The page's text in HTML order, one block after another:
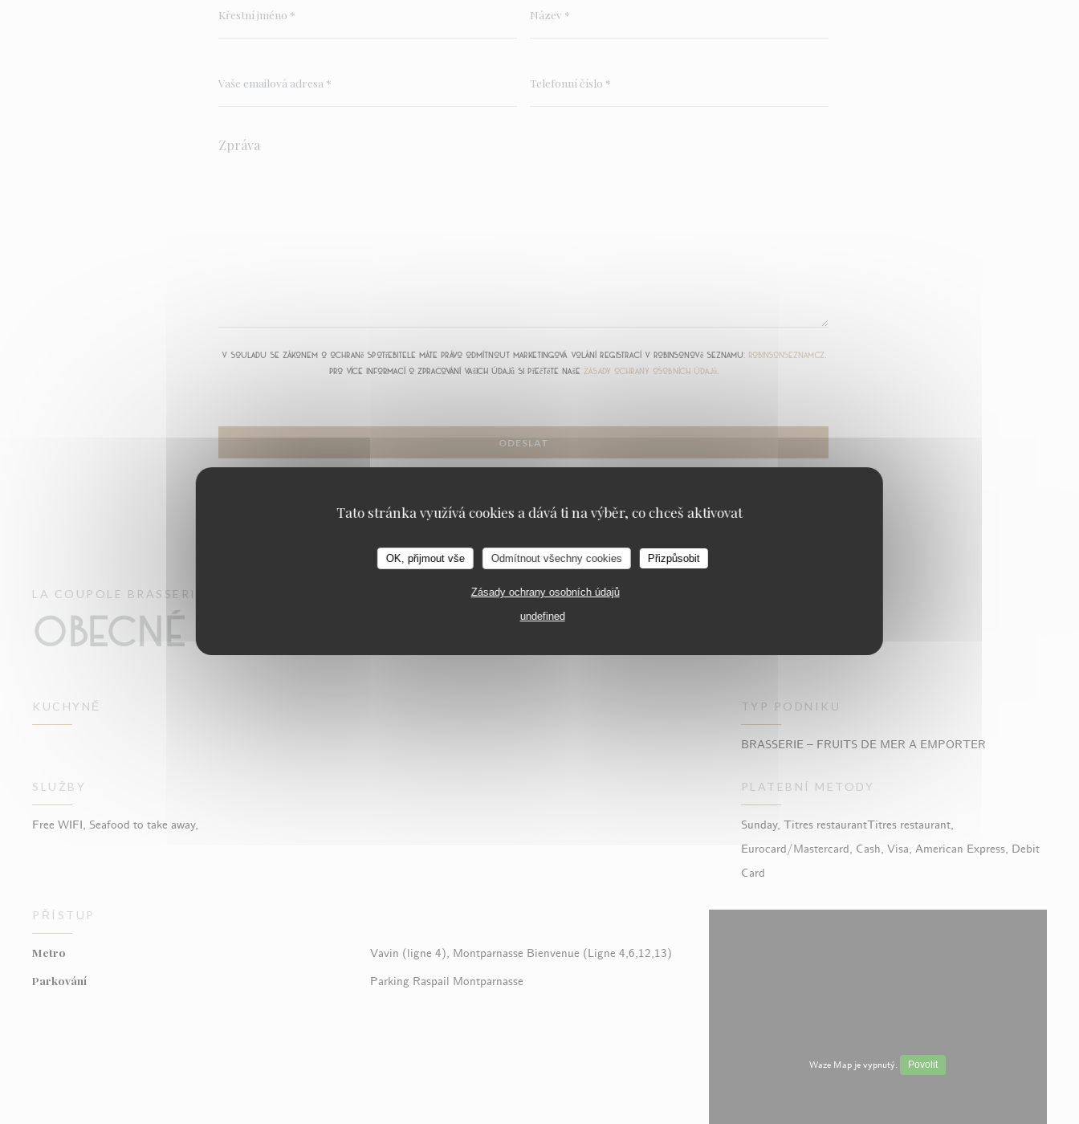
Tato stránka využívá cookies a dává ti na výběr, co chceš aktivovat
OK, přijmout vše Odmítnout všechny cookies Přizpůsobit
Zásady ochrany osobních údajů
undefined
V souladu se zákonem o ochraně spotřebitele máte právo odmítnout marketingová volání registrací v Robinsonově seznamu: robinsonseznam.cz.
Pro více informací o zpracování vašich údajů si přečtěte naše zásady ochrany osobních údajů.
LA COUPOLE BRASSERIE – FRUITS DE MER A EMPORTER PARIS
Obecné informace
KUCHYNĚ TYP PODNIKU
BRASSERIE – FRUITS DE MER A EMPORTER
SLUŽBY
Free WIFI, Seafood to take away,
PLATEBNÍ METODY
Sunday, Titres restaurantTitres restaurant,
Eurocard/Mastercard, Cash, Visa, American Express, Debit
Card
PŘÍSTUP
Metro Vavin (ligne 4), Montparnasse Bienvenue (Ligne 4,6,12,13)
Parkování Parking Raspail Montparnasse
Waze Map je vypnutý. Povolit